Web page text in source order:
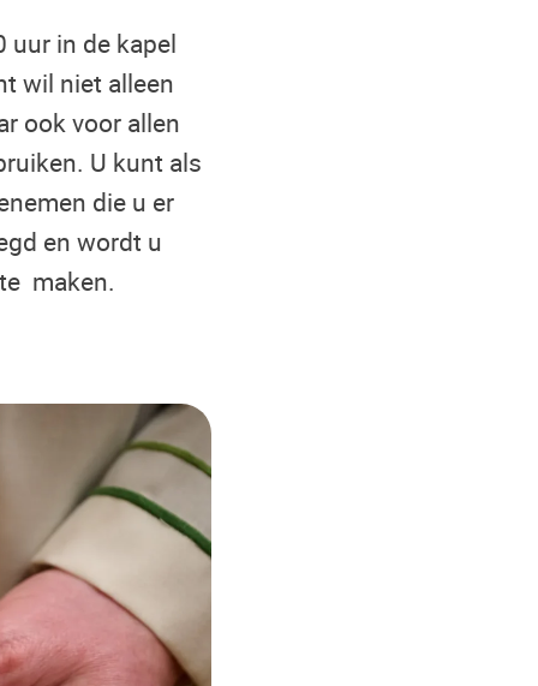
uur in de kapel
wil niet alleen
ook voor allen
U kunt als
die u er
en wordt u
maken.